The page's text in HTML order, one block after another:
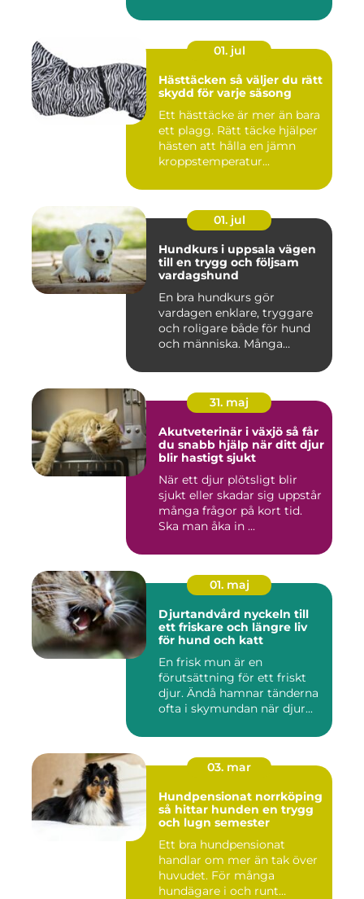
01. jul
Hästtäcken så väljer du rätt
skydd för varje säsong
Ett hästtäcke är mer än bara
ett plagg. Rätt täcke hjälper
hästen att hålla en jämn
kroppstemperatur...
01. jul
Hundkurs i uppsala vägen
till en trygg och följsam
vardagshund
En bra hundkurs gör
vardagen enklare, tryggare
och roligare både för hund
och människa. Många
31. maj
Akutveterinär i växjö så får
du snabb hjälp när ditt djur
blir hastigt sjukt
När ett djur plötsligt blir
sjukt eller skadar sig uppstår
många frågor på kort tid.
Ska man åka in ...
01. maj
Djurtandvård nyckeln till
ett friskare och längre liv
för hund och katt
En frisk mun är en
förutsättning för ett friskt
djur. Ändå hamnar tänderna
ofta i skymundan när djur...
03. mar
Hundpensionat norrköping
så hittar hunden en trygg
och lugn semester
Ett bra hundpensionat
handlar om mer än tak över
huvudet. För många
hundägare i och runt